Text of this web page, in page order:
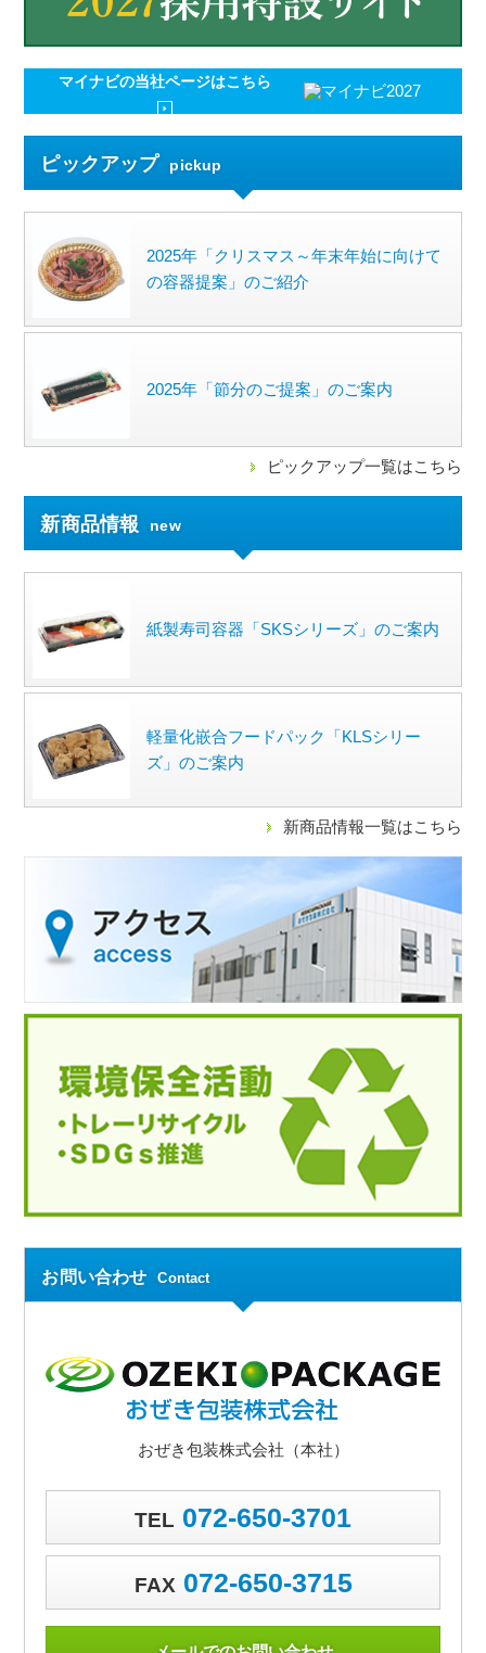
マイナビの当社ページはこちら
ピックアップ pickup
2025年「クリスマス～年末年始に向けて
の容器提案」のご紹介
2025年「節分のご提案」のご案内
ピックアップ一覧はこちら
新商品情報 new
紙製寿司容器「SKSシリーズ」のご案内
軽量化嵌合フードパック「KLSシリー
ズ」のご案内
新商品情報一覧はこちら
お問い合わせ Contact
おぜき包装株式会社（本社）
TEL 072-650-3701
FAX 072-650-3715